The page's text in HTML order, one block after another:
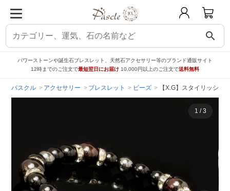
search
パワーストーンや誕生石ブレスレット、天然石アクセサリー等のブランド通販サイト
12時までのご注文で最短翌日にお届け 10,000円以上のご注文で送料無料
パスクル アクセサリー ブレスレット ビーズ 【X.G】スタイリッシュ
1 /3